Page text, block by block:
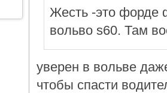
Жесть -это форде
вольво s60. Там
уверен в вольве
чтобы спасти